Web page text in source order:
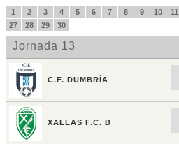
1 2 3 4 5 6 7 8 9 10 11
27
28 29 30
Jornada 13
C.F. DUMBRÍA
XALLAS F.C. B